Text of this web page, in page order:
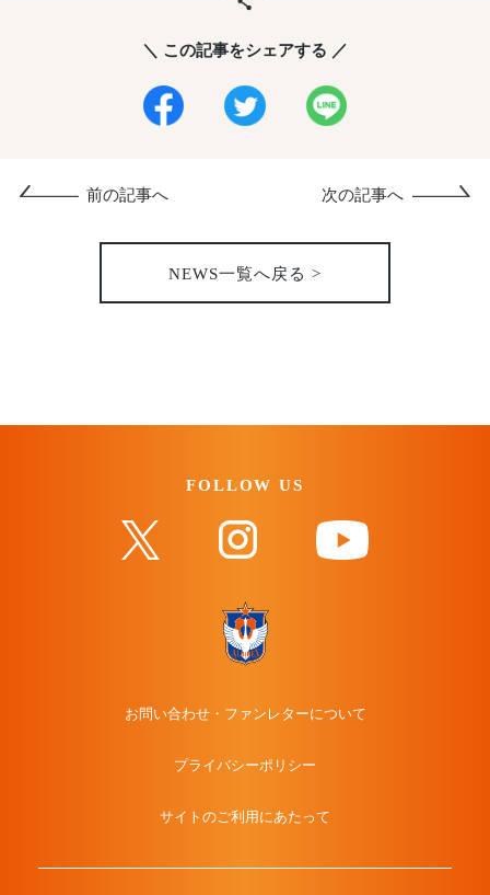
＼ この記事をシェアする ／
NEWS一覧へ戻る >
前の記事へ 次の記事へ
FOLLOW US
お問い合わせ・ファンレターについて
プライバシーポリシー
サイトのご利用にあたって